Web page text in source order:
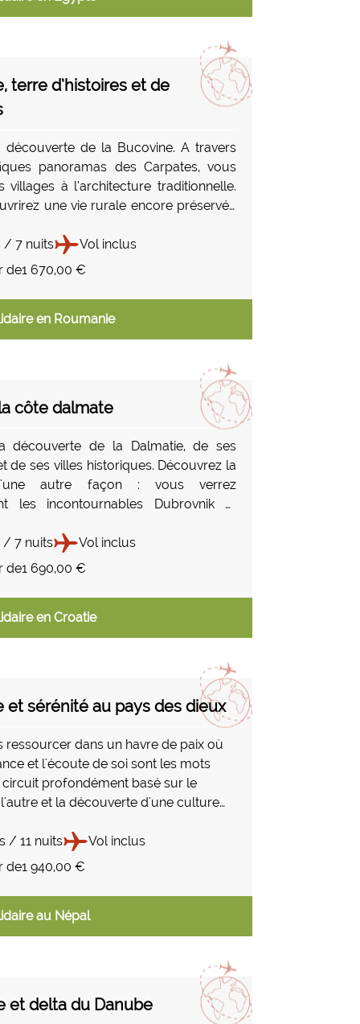
pour son professionnalisme et sa
d’exception qui promet diversité,
découvertes, pour une expérience
mer Rouge.
terre d’histoires et de
découverte de la Bucovine. A travers
panoramas des Carpates, vous
villages à l’architecture traditionnelle.
une vie rurale encore préservée
et le fabuleux accueil
/ 7 nuits
Vol inclus
de1 670,00 €
en Roumanie
côte dalmate
découverte de la Dalmatie, de ses
de ses villes historiques. Découvrez la
autre façon : vous verrez
les incontournables Dubrovnik et
et ses huitres mondialement
vin croate ou encore Blato, ville au
! Cette escapade entre terre et
charmer.
/ 7 nuits
Vol inclus
de1 690,00 €
en Croatie
et sérénité au pays des dieux
ressourcer dans un havre de paix où
et l'écoute de soi sont les mots
circuit profondément basé sur le
et la découverte d'une culture
tout en alliant la découverte des
connus de la vallé de Kathmandu.
/ 11 nuits
Vol inclus
de1 940,00 €
au Népal
et delta du Danube